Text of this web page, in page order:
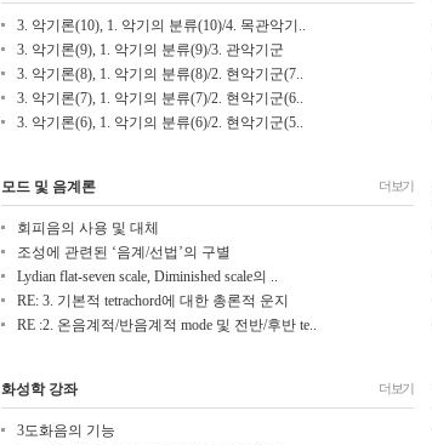
3. 악기론(10), 1. 악기의 분류(10)/4. 목관악기..
3. 악기론(9), 1. 악기의 분류(9)/3. 관악기군
3. 악기론(8), 1. 악기의 분류(8)/2. 현악기군(7..
3. 악기론(7), 1. 악기의 분류(7)/2. 현악기군(6..
3. 악기론(6), 1. 악기의 분류(6)/2. 현악기군(5..
모드 및 음계론 더보기
회피음의 사용 및 대체
조성에 관련된 ‘음계/선법’의 구별
Lydian flat-seven scale, Diminished scale의 ..
RE: 3. 기본적 tetrachord에 대한 총론적 운지
RE :2. 온음계적/반음계적 mode 및 전반/후반 te..
화성학 강좌 더보기
3도화음의 기능